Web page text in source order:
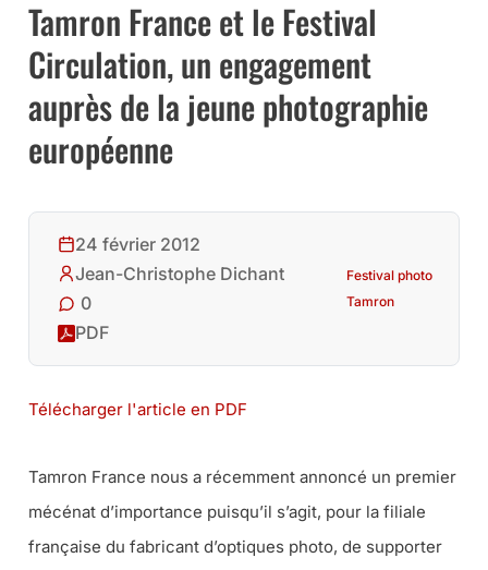
Tamron France et le Festival
Circulation, un engagement
auprès de la jeune photographie
européenne
24 février 2012
Jean-Christophe Dichant
0
PDF
Festival photo
Tamron
Télécharger l'article en PDF
Tamron France nous a récemment annoncé un premier
mécénat d’importance puisqu’il s’agit, pour la filiale
française du fabricant d’optiques photo, de supporter